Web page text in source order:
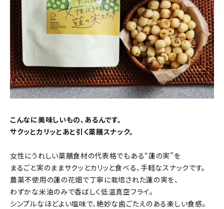
こんなに美味しいもの、あるんです。
サクッとカリッとあと引く薬膳スナック。
女性にうれしい薬膳食材の代表格でもある“蓮の実”を
まるごと実のままサクッとカリッと食べる、手軽なスナックです。
農薬不使用の蓮の花畑で丁寧に栽培された蓮の実を、
わずかな米油のみで香ばしく低温真空フライ。
シンプルなほどよい塩味で、絶妙な歯ごたえのある楽しい食感。